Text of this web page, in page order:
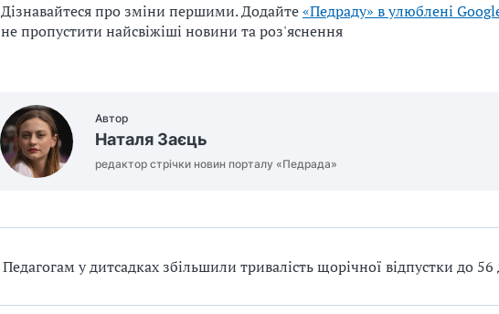
Дізнавайтеся про зміни першими. Додайте«Педраду» в улюблені
не пропустити найсвіжіші новини та роз'яснення
Автор
Наталя Заєць
редактор стрічки новин порталу «Педрада»
Педагогам у дитсадках збільшили тривалість щорічної відпустки до 56